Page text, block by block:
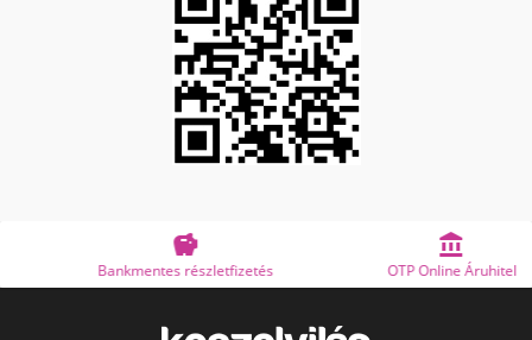
Bankmentes részletfizetés OTP Online Áruhitel